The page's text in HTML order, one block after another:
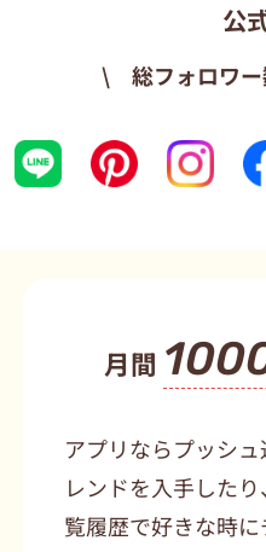
公
\ 総フォロワー
月間
アプリならプッシ
レンドを入手した
覧履歴で好きな時に